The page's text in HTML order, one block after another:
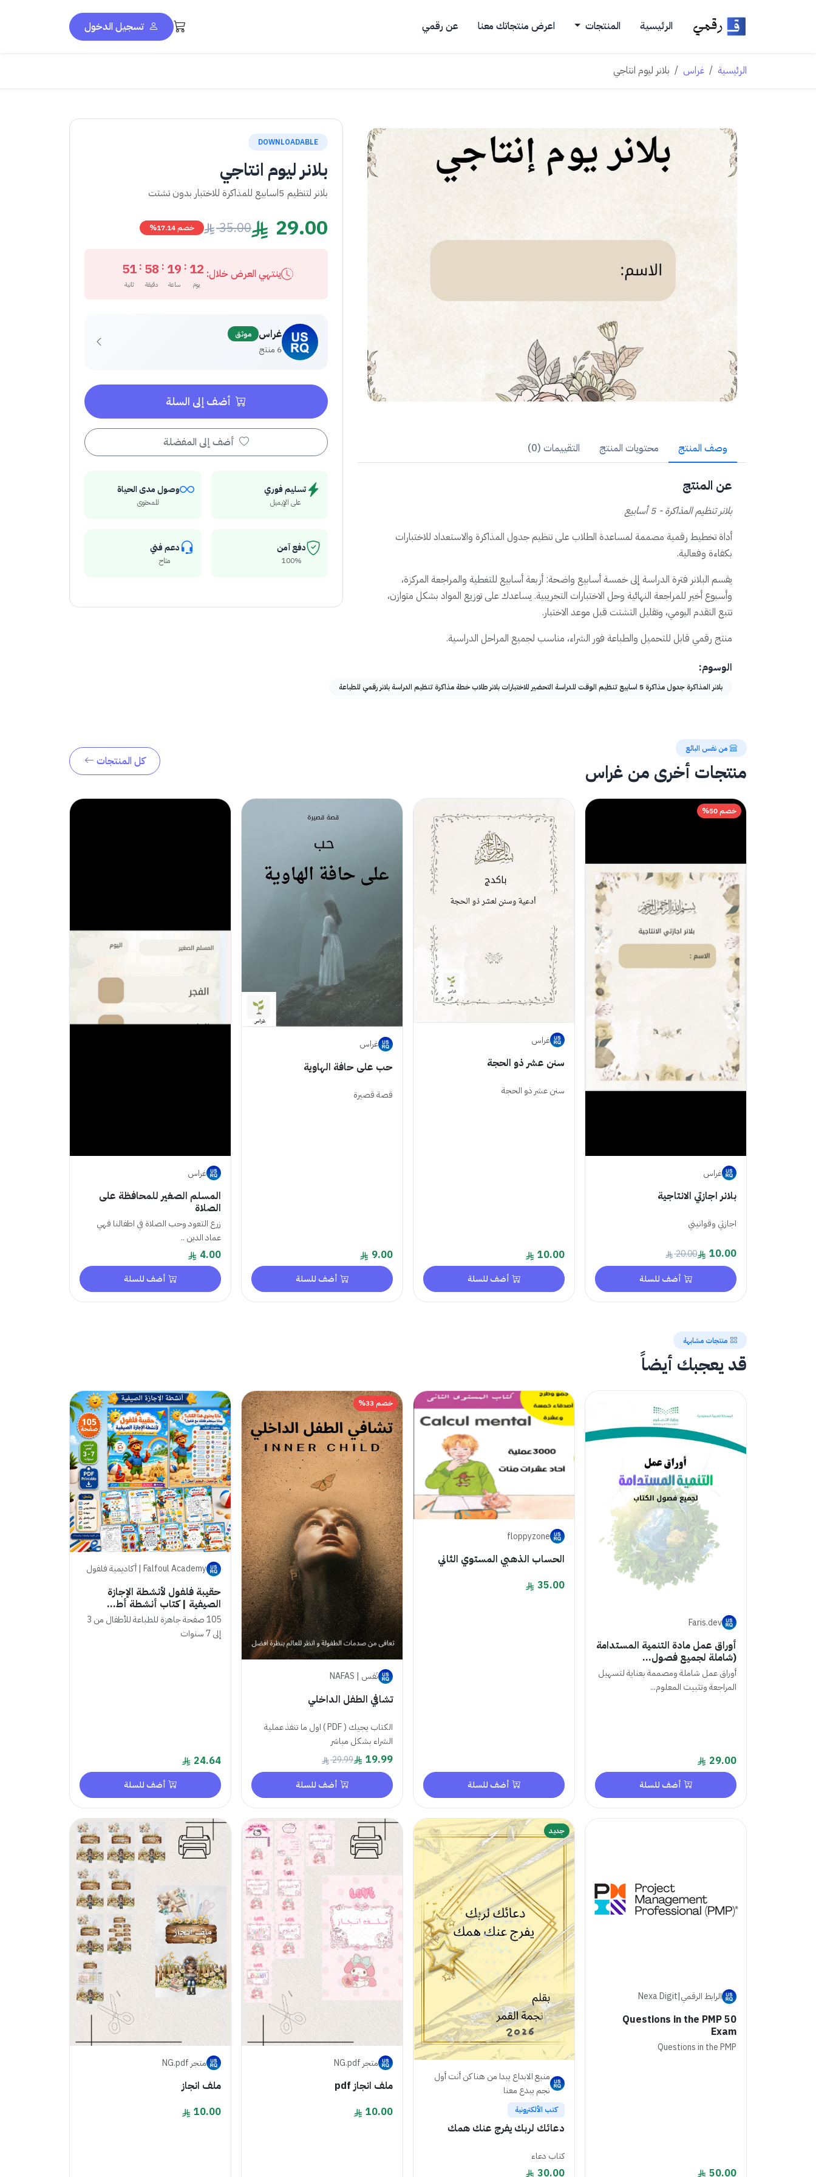
الرئيسية المنتجات اعرض منتجاتك معنا عن رقمي تسجيل الدخول
الرئيسية غراس بلانر ليوم انتاجي
وصف المنتج محتويات المنتج التقييمات (0)
عن المنتج
بلانر تنظيم المذاكرة - 5 أسابيع
أداة تخطيط رقمية مصممة لمساعدة الطلاب على تنظيم جدول المذاكرة والاستعداد للاختبارات
بكفاءة وفعالية.
يقسم البلانر فترة الدراسة إلى خمسة أسابيع واضحة: أربعة أسابيع للتغطية والمراجعة المركزة،
وأسبوع أخير للمراجعة النهائية وحل الاختبارات التجريبية. يساعدك على توزيع المواد بشكل متوازن،
تتبع التقدم اليومي، وتقليل التشتت قبل موعد الاختبار.
منتج رقمي قابل للتحميل والطباعة فور الشراء، مناسب لجميع المراحل الدراسية.
الوسوم:
بلانر المذاكرة جدول مذاكرة 5 اسابيع تنظيم الوقت للدراسة التحضير للاختبارات بلانر طلاب خطة مذاكرة تنظيم الدراسة بلانر رقمي للطباعة
DOWNLOADABLE
بلانر ليوم انتاجي
بلانر لتنظيم 5اسابيع للمذاكرة للاختبار بدون تشتت
29.00
35.00 خصم 17.14%
ينتهي العرض خلال: 12
يوم
:
19
ساعة
:
58
دقيقة
:
50
ثانية
غراس موثق
6 منتج
أضف إلى السلة
أضف إلى المفضلة
تسليم فوري
على الإيميل
وصول مدى الحياة
للمحتوى
دفع آمن
100%
دعم فني
متاح
من نفس البائع
منتجات أخرى من غراس كل المنتجات
خصم 50%
غراس
بلانر اجازتي الانتاجية
اجازتي وقوانيني
10.00
20.00
أضف للسلة
غراس
سنن عشر ذو الحجة
سنن عشر ذو الحجة
10.00
أضف للسلة
غراس
حب على حافة الهاوية
قصة قصيرة
9.00
أضف للسلة
غراس
المسلم الصغير للمحافظة على
الصلاة
زرع التعود وحب الصلاة في اطفالنا فهي
عماد الدين ..
4.00
أضف للسلة
منتجات مشابهة
قد يعجبك أيضاً
Faris.dev
أوراق عمل مادة التنمية المستدامة
(شاملة لجميع فصول...
أوراق عمل شاملة ومصممة بعناية لتسهيل
المراجعة وتثبيت المعلوم...
29.00
أضف للسلة
floppyzone
الحساب الذهبي المستوي الثاني
35.00
أضف للسلة
خصم 33%
نَفس | NAFAS
تشافي الطفل الداخلي
الكتاب يجيك ( PDF ) اول ما تنفذ عملية
الشراء بشكل مباشر
19.99
29.99
أضف للسلة
Falfoul Academy | أكاديمية فلفول
حقيبة فلفول لأنشطة الإجازة
الصيفية | كتاب أنشطة أط...
105 صفحة جاهزة للطباعة للأطفال من 3
إلى 7 سنوات
24.64
أضف للسلة
الرابط الرقمي|Nexa Digit
50 Questions in the PMP
Exam
Questions in the PMP
50.00
جديد
منبع الابداع يبدا من هنا كن أنت أول
نجم يبدع معنا
كتب الألكترونية
دعائك لربك يفرج عنك همك
كتاب دعاء
30.00
متجر NG.pdf
ملف انجاز pdf
10.00
متجر NG.pdf
ملف انجاز
10.00